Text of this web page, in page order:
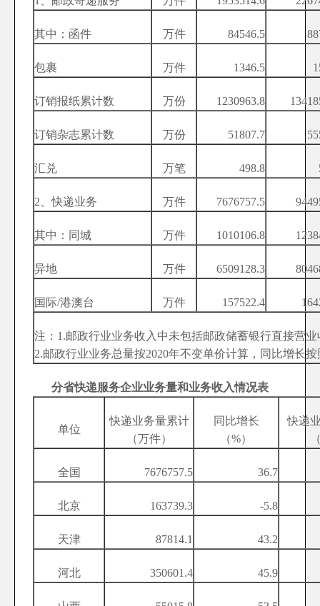
其中：函件 万件 84546.5
包裹 万件 1346.5
订销报纸累计数 万份 1230963.8
订销杂志累计数 万份 51807.7
汇兑 万笔 498.8
2、快递业务 万件 7676757.5
其中：同城 万件 1010106.8
异地 万件 6509128.3
国际/港澳台 万件 157522.4
注：1.邮政行业业务收入中未包括邮政储蓄银行直接营业
2.邮政行业业务总量按2020年不变单价计算，同比增长
分省快递服务企业业务量和业务收入情况表
单位
快递业务量累计
（万件）
同比增长
（%）
快递
全国 7676757.5 36.7
北京 163739.3 -5.8
天津 87814.1 43.2
河北 350601.4 45.9